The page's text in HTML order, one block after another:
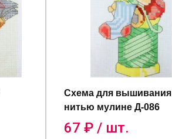
Схема для вышивания
нитью мулине Д-086
67 ₽ / шт.